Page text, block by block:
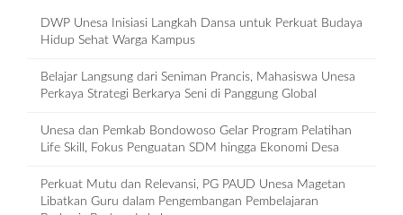
DWP Unesa Inisiasi Langkah Dansa untuk Perkuat Budaya
Hidup Sehat Warga Kampus
Belajar Langsung dari Seniman Prancis, Mahasiswa Unesa
Perkaya Strategi Berkarya Seni di Panggung Global
Unesa dan Pemkab Bondowoso Gelar Program Pelatihan
Life Skill, Fokus Penguatan SDM hingga Ekonomi Desa
Perkuat Mutu dan Relevansi, PG PAUD Unesa Magetan
Libatkan Guru dalam Pengembangan Pembelajaran